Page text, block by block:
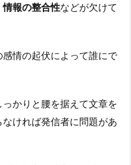
情報の整合性などが欠けて
情の起伏によって誰にで
かりと腰を据えて文章を
ければ発信者に問題があ